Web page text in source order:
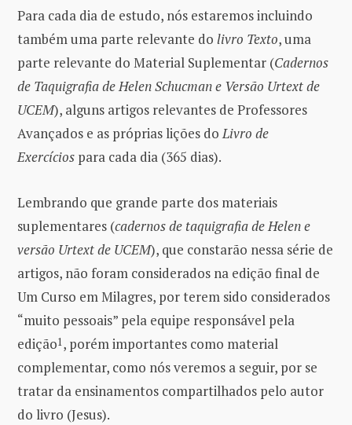
Para cada dia de estudo, nós estaremos incluindo
também uma parte relevante do livro Texto, uma
parte relevante do Material Suplementar (Cadernos
de Taquigrafia de Helen Schucman e Versão Urtext de
UCEM), alguns artigos relevantes de Professores
Avançados e as próprias lições doLivro de
Exercícios para cada dia (365 dias).
Lembrando que grande parte dos materiais
suplementares (cadernos de taquigrafia de Helen e
versão Urtext de UCEM), que constarão nessa série de
artigos, não foram considerados na edição final de
Um Curso em Milagres, por terem sido considerados
“muito pessoais” pela equipe responsável pela
edição1, porém importantes como material
complementar, como nós veremos a seguir, por se
tratar da ensinamentos compartilhados pelo autor
do livro (Jesus).